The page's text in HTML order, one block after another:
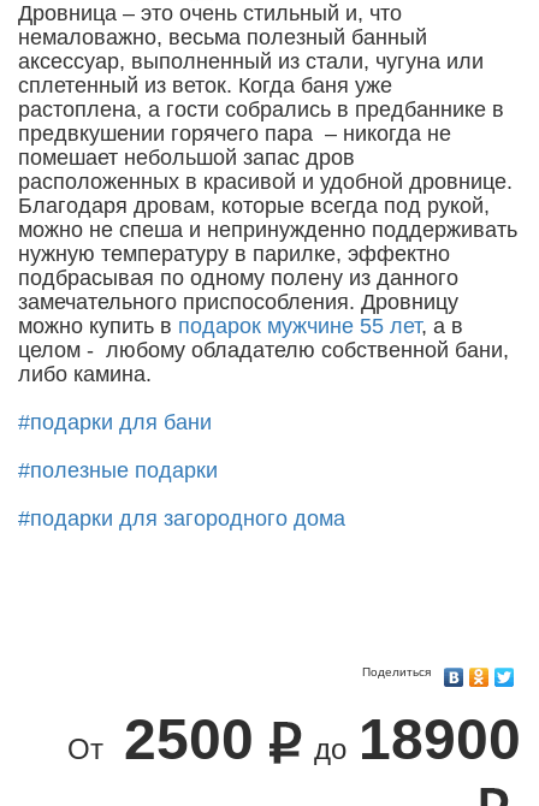
Дровница – это очень стильный и, что
немаловажно, весьма полезный банный
аксессуар, выполненный из стали, чугуна или
сплетенный из веток. Когда баня уже
растоплена, а гости собрались в предбаннике в
предвкушении горячего пара – никогда не
помешает небольшой запас дров
расположенных в красивой и удобной дровнице.
Благодаря дровам, которые всегда под рукой,
можно не спеша и непринужденно поддерживать
нужную температуру в парилке, эффектно
подбрасывая по одному полену из данного
замечательного приспособления. Дровницу
можно купить в подарок мужчине 55 лет, а в
целом - любому обладателю собственной бани,
либо камина.
#подарки для бани
#полезные подарки
#подарки для загородного дома
Поделиться
От 2500 до 18900